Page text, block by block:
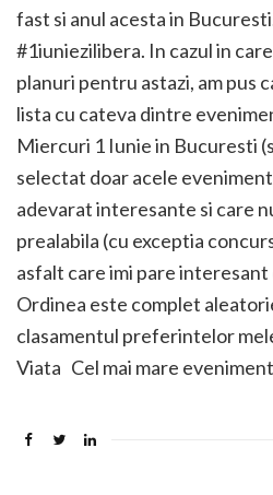
fast si anul acesta in
#1iuniezilibera. In cazul in
planuri pentru astazi, am pus
lista cu cateva dintre
Miercuri 1 Iunie in Bucuresti
selectat doar acele
adevarat interesante si care
prealabila (cu exceptia
asfalt care imi pare interesant
Ordinea este complet
clasamentul preferintelor
Viata Cel mai mare